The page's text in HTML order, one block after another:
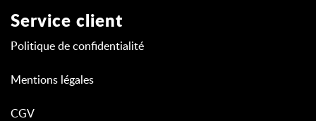
Service client
Politique de confidentialité
Mentions légales
CGV